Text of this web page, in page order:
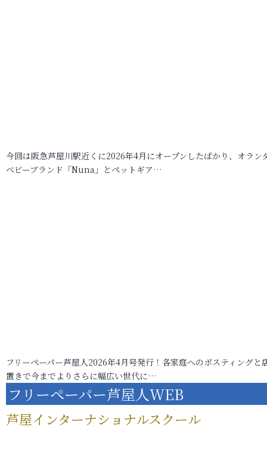
今回は阪急芦屋川駅近くに2026年4月にオープンしたばかり、オラン
ベビーブランド「Nuna」とペットギア…
フリーペーパー芦屋人2026年4月号発行！各家庭へのポスティングと
置きで今までよりさらに幅広い世代に…
フリーペーパー芦屋人WEB
芦屋インターナショナルスクール